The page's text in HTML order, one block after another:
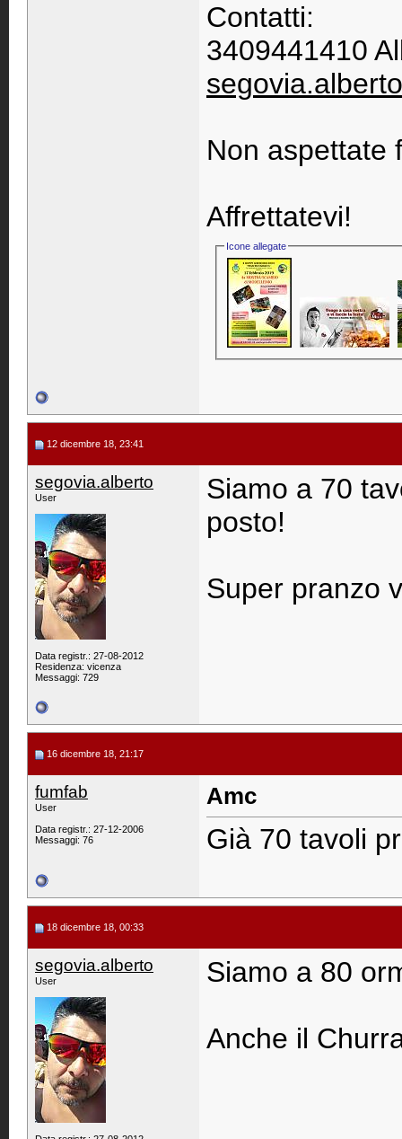
Contatti:
3409441410
Non aspettate
Affrettatevi!
Icone allegate
12 dicembre 18, 23:41
segovia.alberto
User
Data registr.: 27-08-2012
Residenza: vicenza
Messaggi: 729
Siamo a 70
posto!
Super pranzo
16 dicembre 18, 21:17
fumfab
User
Data registr.: 27-12-2006
Messaggi: 76
Amc
Già 70 tavoli
18 dicembre 18, 00:33
segovia.alberto
User Siamo a 80
Anche il